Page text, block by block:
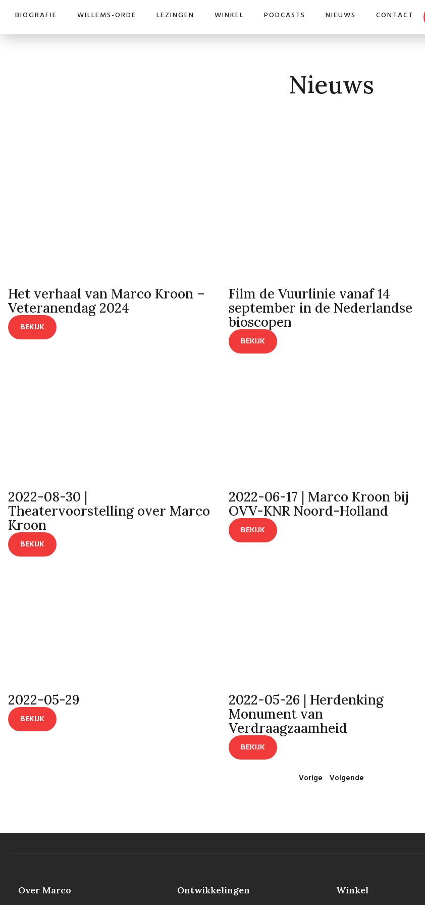
BIOGRAFIE WILLEMS-ORDE LEZINGEN WINKEL PODCASTS NIEUWS CONTACT
Nieuws
Het verhaal van Marco Kroon –
Veteranendag 2024
BEKIJK
Film de Vuurlinie vanaf 14
september in de Nederlandse
bioscopen
BEKIJK
2022-08-30 |
Theatervoorstelling over Marco
Kroon
BEKIJK
2022-06-17 | Marco Kroon bij
OVV-KNR Noord-Holland
BEKIJK
2022-05-29
BEKIJK
2022-05-26 | Herdenking
Monument van
Verdraagzaamheid
BEKIJK
Vorige Volgende
Over Marco Ontwikkelingen Winkel